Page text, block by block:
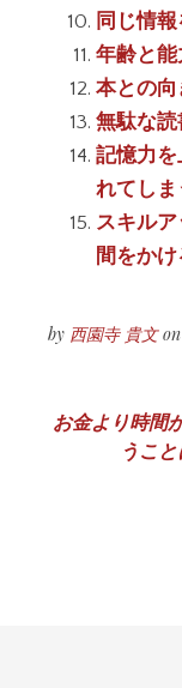
同じ情
年齢と
本との向
無駄な
記憶力
れてしま
スキル
間をかけ
by 西園寺 貴文on
投
お金より時間
うこ